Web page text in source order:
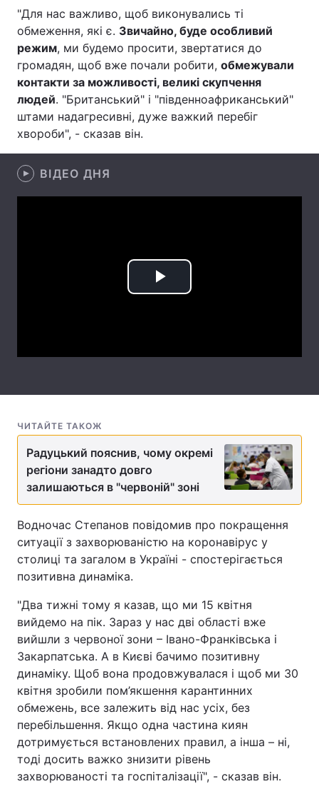
Зброя Інциденти
Туризм
Цікавинки
Екологія Регіони
Лонгріди
Відео з Youtube Статті
Вакансії
Тема оформлення
"Для нас важливо, щоб виконувались ті
обмеження, які є. Звичайно, буде особливий
режим, ми будемо просити, звертатися до
громадян, щоб вже почали робити, обмежували
контакти за можливості, великі скупчення
людей. "Британський" і "південноафриканський"
штами надагресивні, дуже важкий перебіг
хвороби", - сказав він.
ВІДЕО ДНЯ
Play
ЧИТАЙТЕ ТАКОЖ
Радуцький пояснив, чому окремі
регіони занадто довго
залишаються в "червоній" зоні
Водночас Степанов повідомив про покращення
ситуації з захворюваністю на коронавірус у
столиці та загалом в Україні - спостерігається
позитивна динаміка.
"Два тижні тому я казав, що ми 15 квітня
вийдемо на пік. Зараз у нас дві області вже
вийшли з червоної зони – Івано-Франківська і
Закарпатська. А в Києві бачимо позитивну
динаміку. Щоб вона продовжувалася і щоб ми 30
квітня зробили пом’якшення карантинних
обмежень, все залежить від нас усіх, без
перебільшення. Якщо одна частина киян
дотримується встановлених правил, а інша – ні,
тоді досить важко знизити рівень
захворюваності та госпіталізації", - сказав він.